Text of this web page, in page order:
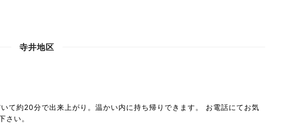
寺井地区
て約20分で出来上がり。温かい内に持ち帰りできます。 お電話にてお気
さい。